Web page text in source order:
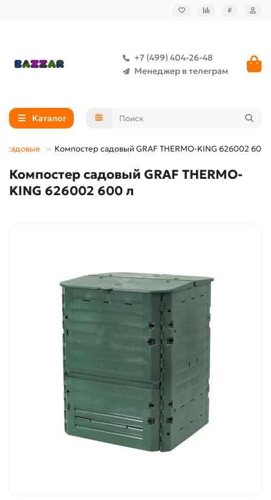
₽
+7 (499) 404-26-48
Менеджер в телеграм
Каталог
садовые Компостер садовый GRAF THERMO-KING 626002 600
Компостер садовый GRAF THERMO-
KING 626002 600 л